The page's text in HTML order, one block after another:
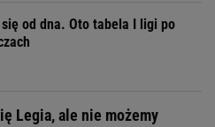
się od dna. Oto tabela I ligi po
Legia, ale nie możemy